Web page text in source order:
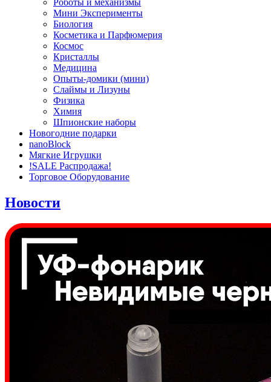
Роботы и механизмы
Мини Эксперименты
Биология
Косметика и Парфюмерия
Космос
Кристаллы
Медицина
Опыты-домики (мини)
Слаймы и Лизуны
Физика
Химия
Шпионские наборы
Новогодние подарки
nanoBlock
Мягкие Игрушки
!SALE Распродажа!
Торговое Оборудование
Новости